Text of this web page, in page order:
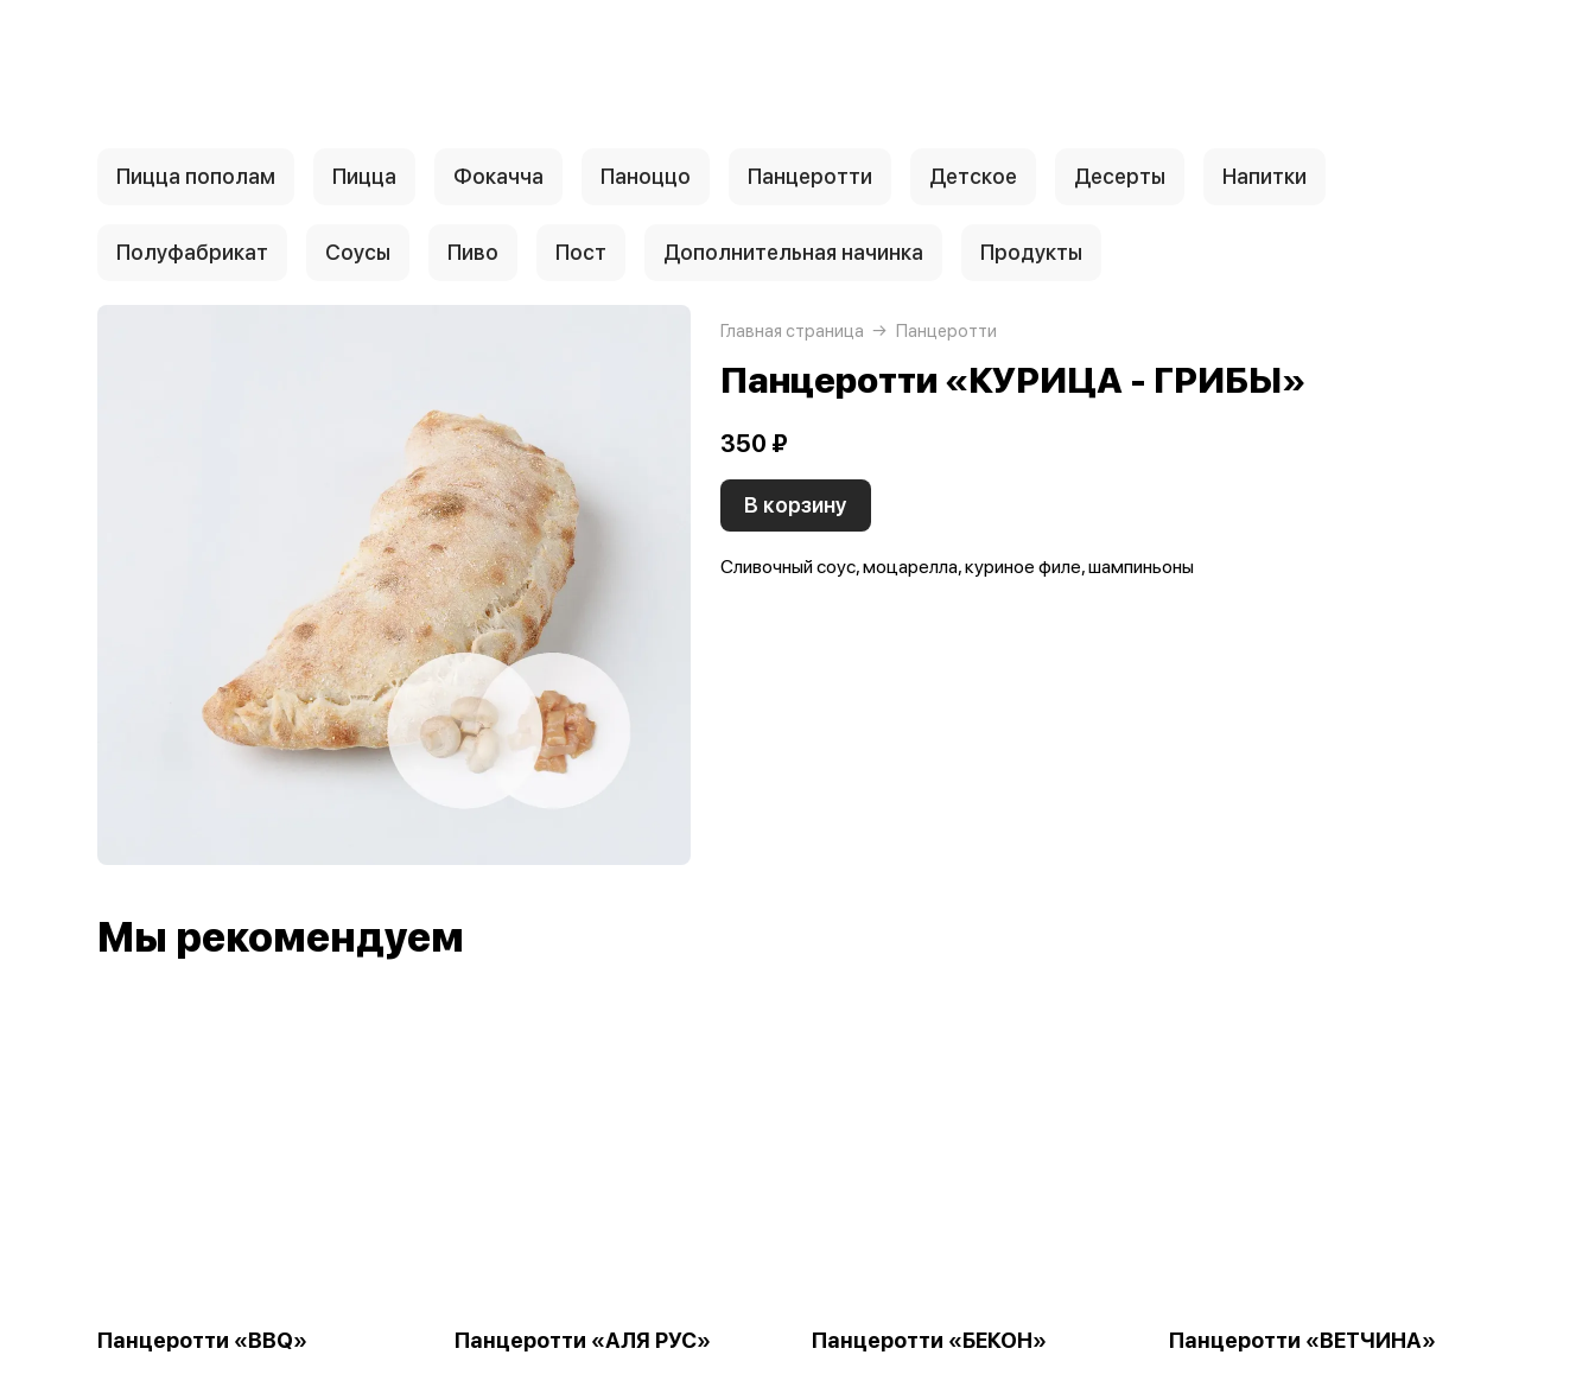
Пицца пополам Пицца Фокачча Паноццо Панцеротти Детское Десерты Напитки
Полуфабрикат Соусы Пиво Пост Дополнительная начинка Продукты
Главная страница Панцеротти
Панцеротти «КУРИЦА - ГРИБЫ»
350 ₽
В корзину
Сливочный соус, моцарелла, куриное филе, шампиньоны
Мы рекомендуем
Панцеротти «BBQ» Панцеротти «АЛЯ РУС» Панцеротти «БЕКОН» Панцеротти «ВЕТЧИНА»